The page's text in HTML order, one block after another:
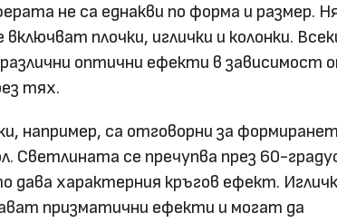
не са еднакви по форма и размер.
плочки, иглички и колонки.
оптични ефекти в зависимост
тях.
например, са отговорни за
Светлината се пречупва през 60-
дава характерния кръгов ефект.
призматични ефекти и могат да